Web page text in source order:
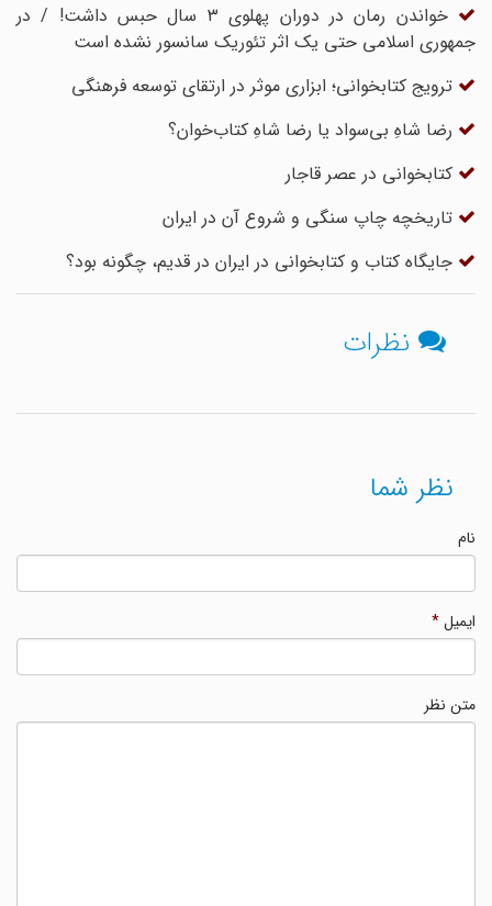
خواندن رمان در دوران پهلوی ۳ سال حبس داشت! / در
جمهوری اسلامی حتی یک اثر تئوریک سانسور نشده است
ترویج کتابخوانی؛ ابزاری موثر در ارتقای توسعه فرهنگی
رضا شاهِ بی‌سواد یا رضا شاهِ کتاب‌خوان؟
کتابخوانی در عصر قاجار
تاریخچه چاپ سنگی و شروع آن در ایران
جایگاه کتاب و کتابخوانی در ایران در قدیم، چگونه بود؟
نظرات
نظر شما
ایمیل*
متن نظر